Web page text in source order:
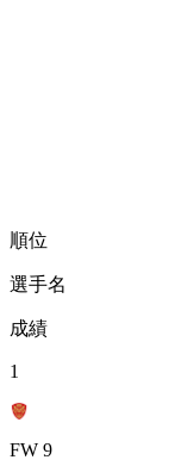
順位
選手名
成績
1
FW 9